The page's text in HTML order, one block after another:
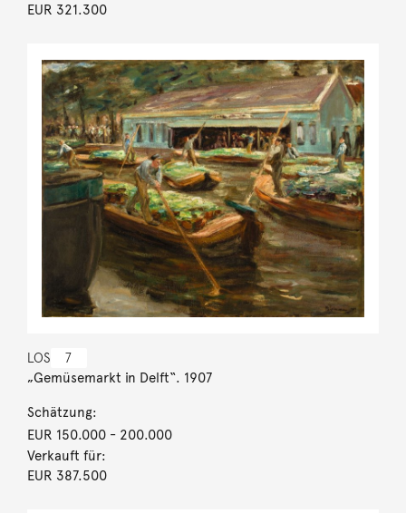
EUR 321.300
LOS 7
„Gemüsemarkt in Delft“. 1907
Schätzung:
EUR 150.000- 200.000
Verkauft für:
EUR 387.500